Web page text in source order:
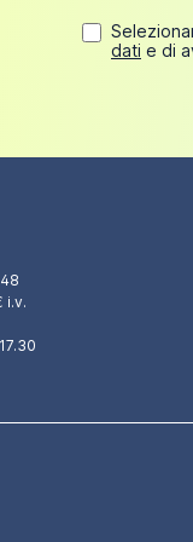
dati e di
i.v.